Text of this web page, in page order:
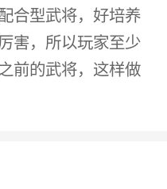
合型武将，好培养
害，所以玩家至少
前的武将，这样做